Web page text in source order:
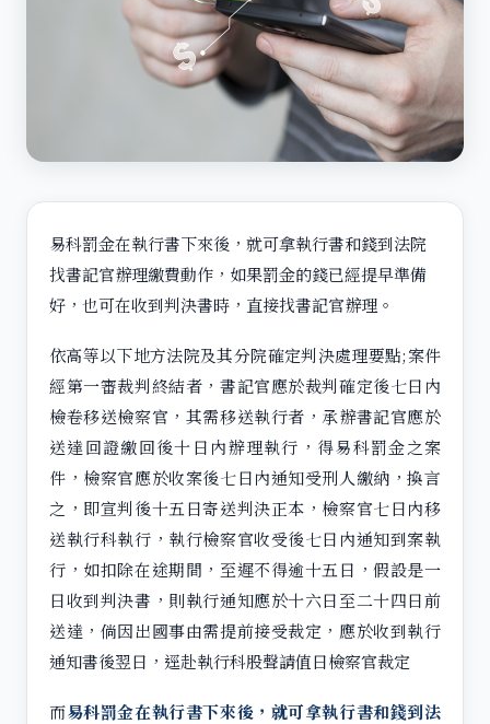
易科罰金在執行書下來後，就可拿執行書和錢到法院
找書記官辦理繳費動作，如果罰金的錢已經提早準備
好，也可在收到判決書時，直接找書記官辦理。
依高等以下地方法院及其分院確定判決處理要點;案件
經第一審裁判終結者，書記官應於裁判確定後七日內
檢卷移送檢察官，其需移送執行者，承辦書記官應於
送達回證繳回後十日內辦理執行，得易科罰金之案
件，檢察官應於收案後七日內通知受刑人繳納，換言
之，即宣判後十五日寄送判決正本，檢察官七日內移
送執行科執行，執行檢察官收受後七日內通知到案執
行，如扣除在途期間，至遲不得逾十五日，假設是一
日收到判決書，則執行通知應於十六日至二十四日前
送達，倘因出國事由需提前接受裁定，應於收到執行
通知書後翌日，逕赴執行科股聲請值日檢察官裁定
而易科罰金在執行書下來後，就可拿執行書和錢到法